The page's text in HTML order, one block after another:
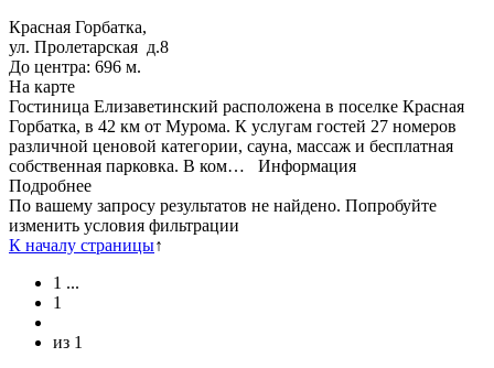
Красная Горбатка,
ул. Пролетарская д.8
До центра: 696 м.
На карте
Гостиница Елизаветинский расположена в поселке Красная
Горбатка, в 42 км от Мурома. К услугам гостей 27 номеров
различной ценовой категории, сауна, массаж и бесплатная
собственная парковка. В ком… Информация
Подробнее
По вашему запросу результатов не найдено. Попробуйте
изменить условия фильтрации
К началу страницы↑
1 ...
1
из 1